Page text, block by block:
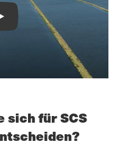
Stewardship and Resiliency
sich für SCS